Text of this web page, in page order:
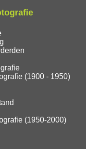
(1900 - 1950)
(1950-2000)